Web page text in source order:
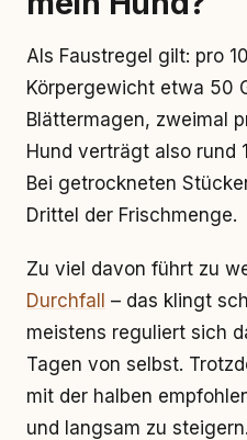
Als Faustregel gilt: pro
Körpergewicht etwa 50
Blättermagen, zweimal
Hund verträgt also rund
Bei getrockneten
Drittel der Frischmenge.
Zu viel davon führt zu
Durchfall
– das klingt
meistens reguliert sich
Tagen von selbst.
mit der halben
und langsam zu